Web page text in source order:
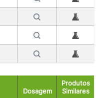
Dosagem
Produtos
Similares